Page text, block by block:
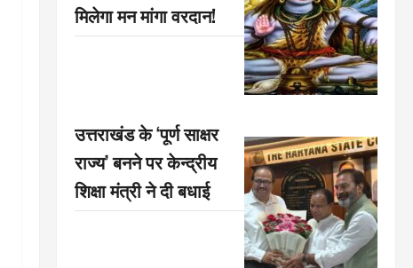
मिलेगा मन मांगा वरदान!
उत्तराखंड के ‘पूर्ण साक्षर
राज्य’ बनने पर केन्द्रीय
शिक्षा मंत्री ने दी बधाई